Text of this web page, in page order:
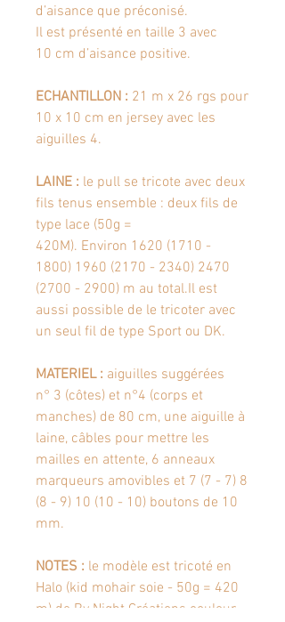
d’aisance que préconisé.
Il est présenté en taille 3 avec
10 cm d’aisance positive.
ECHANTILLON : 21 m x 26 rgs pour
10 x 10 cm en jersey avec les
aiguilles 4.
LAINE : le pull se tricote avec deux
fils tenus ensemble : deux fils de
type lace (50g =
420M). Environ 1620 (1710 -
1800) 1960 (2170 - 2340) 2470
(2700 - 2900) m au total.Il est
aussi possible de le tricoter avec
un seul fil de type Sport ou DK.
MATERIEL : aiguilles suggérées
n° 3 (côtes) et n°4 (corps et
manches) de 80 cm, une aiguille à
laine, câbles pour mettre les
mailles en attente, 6 anneaux
marqueurs amovibles et 7 (7 - 7) 8
(8 - 9) 10 (10 - 10) boutons de 10
mm.
NOTES : le modèle est tricoté en
Halo (kid mohair soie - 50g = 420
m) de By Night Créations couleur